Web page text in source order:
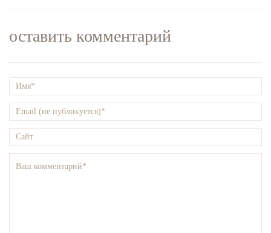
оставить комментарий